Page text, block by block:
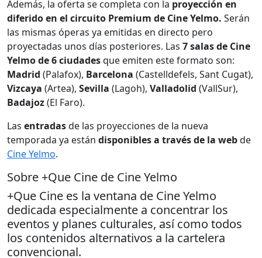
Además, la oferta se completa con la proyección en
diferido en el circuito Premium de Cine Yelmo. Serán
las mismas óperas ya emitidas en directo pero
proyectadas unos días posteriores. Las 7 salas de Cine
Yelmo de 6 ciudadesque emiten este formato son:
Madrid (Palafox), Barcelona (Castelldefels, Sant Cugat),
Vizcaya (Artea), Sevilla (Lagoh), Valladolid (VallSur),
Badajoz(El Faro).
Las entradasde las proyecciones de la nueva
temporada ya están disponibles a través de la webde
Cine Yelmo.
Sobre +Que Cine de Cine Yelmo
+Que Cine es la ventana de Cine Yelmo
dedicada especialmente a concentrar los
eventos y planes culturales, así como todos
los contenidos alternativos a la cartelera
convencional.